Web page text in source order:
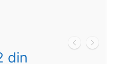
din